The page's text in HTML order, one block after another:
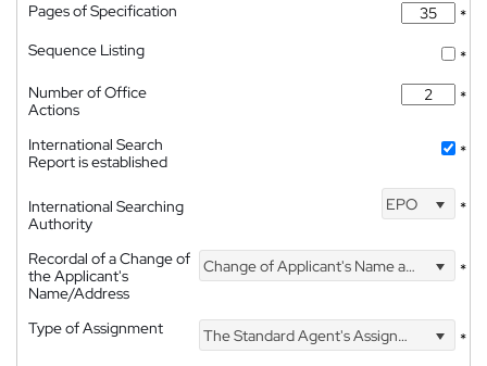
Pages of Specification
*
Sequence Listing
*
Number of Office
Actions
*
International Search
Report is established
*
International Searching
Authority
EPO *
Recordal of a Change of
the Applicant's
Name/Address
Change of Applicant's Name and Address *
Type of Assignment The Standard Agent's Assignment
*